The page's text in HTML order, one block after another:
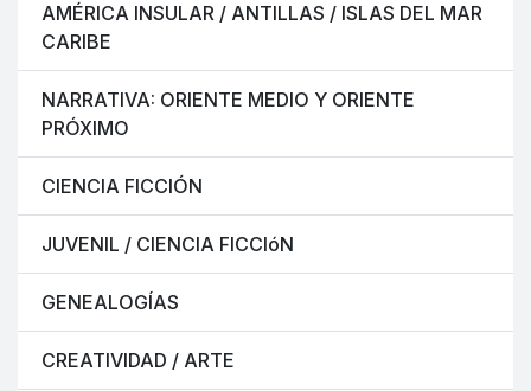
AMÉRICA INSULAR / ANTILLAS / ISLAS DEL MAR
CARIBE
NARRATIVA: ORIENTE MEDIO Y ORIENTE
PRÓXIMO
CIENCIA FICCIÓN
JUVENIL / CIENCIA FICCIóN
GENEALOGÍAS
CREATIVIDAD / ARTE